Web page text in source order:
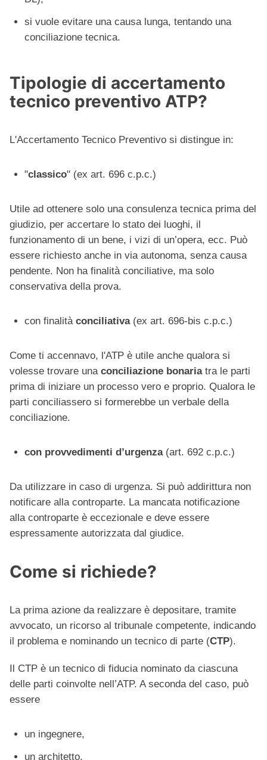
si vuole evitare una causa lunga, tentando una
conciliazione tecnica.
Tipologie di accertamento
tecnico preventivo ATP?
L'Accertamento Tecnico Preventivo si distingue in:
"classico" (ex art. 696 c.p.c.)
Utile ad ottenere solo una consulenza tecnica prima del
giudizio, per accertare lo stato dei luoghi, il
funzionamento di un bene, i vizi di un’opera, ecc. Può
essere richiesto anche in via autonoma, senza causa
pendente. Non ha finalità conciliative, ma solo
conservativa della prova.
con finalità conciliativa(ex art. 696-bis c.p.c.)
Come ti accennavo, l'ATP è utile anche qualora si
volesse trovare una conciliazione bonariatra le parti
prima di iniziare un processo vero e proprio. Qualora le
parti conciliassero si formerebbe un verbale della
conciliazione.
con provvedimenti d’urgenza(art. 692 c.p.c.)
Da utilizzare in caso di urgenza. Si può addirittura non
notificare alla controparte. La mancata notificazione
alla controparte è eccezionale e deve essere
espressamente autorizzata dal giudice.
Come si richiede?
La prima azione da realizzare è depositare, tramite
avvocato, un ricorso al tribunale competente, indicando
il problema e nominando un tecnico di parte (CTP).
Il CTP è un tecnico di fiducia nominato da ciascuna
delle parti coinvolte nell’ATP. A seconda del caso, può
essere
un ingegnere,
un architetto,